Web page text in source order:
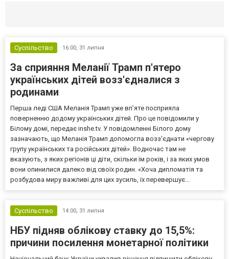
Суспільство 16:00, 31 липня
За сприяння Меланії Трамп п'ятеро
українських дітей возз'єдналися з
родинами
Перша леді США Меланія Трамп уже впʼяте посприяла
поверненню додому українських дітей. Про це повідомили у
Білому домі, передає inshe.tv. У повідомленні Білого дому
зазначають, що Меланія Трамп допомогла возз’єднати «чергову
групу українських та російських дітей». Водночас там не
вказують, з яких регіонів ці діти, скільки їм років, і за яких умов
вони опинилися далеко від своїх родин. «Хоча дипломатія та
розбудова миру важливі для цих зусиль, їх перевершує...
Суспільство 14:00, 31 липня
НБУ підняв облікову ставку до 15,5%:
причини посилення монетарної політики